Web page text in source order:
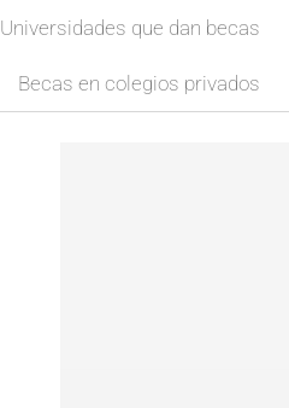
Universidades que dan becas
Becas en colegios privados